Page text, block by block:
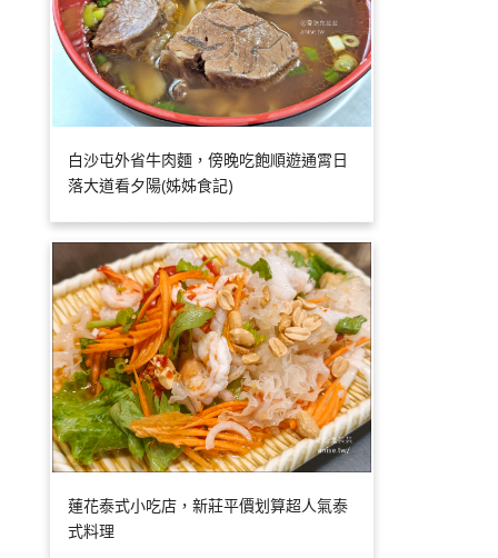
白沙屯外省牛肉麵，傍晚吃飽順遊通霄日
落大道看夕陽(姊姊食記)
蓮花泰式小吃店，新莊平價划算超人氣泰
式料理